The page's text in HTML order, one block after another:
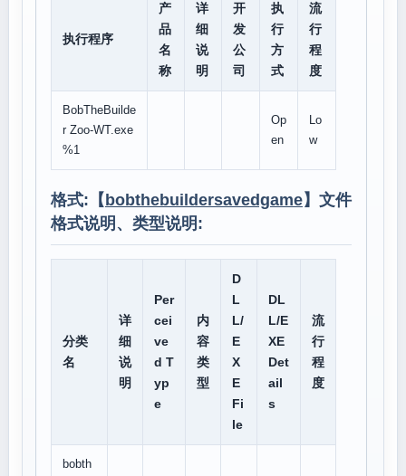
执行程序
产
品
名
称
详
细
说
明
开
发
公
司
执
行
方
式
流
行
程
度
BobTheBuilde
r Zoo-WT.exe
%1
Op
en
Lo
w
格式:【 bobthebuildersavedgame】文件
格式说明、类型说明:
分类
名
详
细
说
明
Per
cei
ve
d T
yp
e
内
容
类
型
D
L
L/
E
X
E
Fi
le
DL
L/E
XE
Det
ail
s
流
行
程
度
bobth